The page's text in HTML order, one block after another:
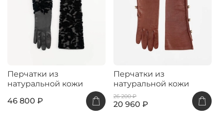
Перчатки из
натуральной кожи
46 800 ₽
Перчатки из
натуральной кожи
26 200 ₽
20 960 ₽